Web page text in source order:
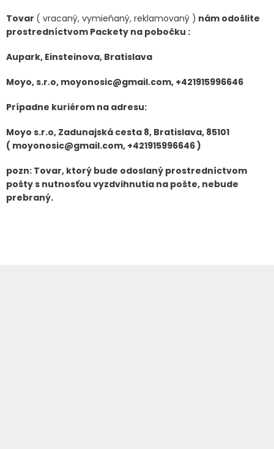
Tovar ( vracaný, vymieňaný, reklamovaný ) nám odošlite
prostredníctvom Packety na pobočku :
Aupark, Einsteinova, Bratislava
Moyo, s.r.o, moyonosic@gmail.com, +421915996646
Prípadne kuriérom na adresu:
Moyo s.r.o, Zadunajská cesta 8, Bratislava, 85101
( moyonosic@gmail.com, +421915996646 )
pozn: Tovar, ktorý bude odoslaný prostredníctvom
pošty s nutnosťou vyzdvihnutia na pošte, nebude
prebraný.